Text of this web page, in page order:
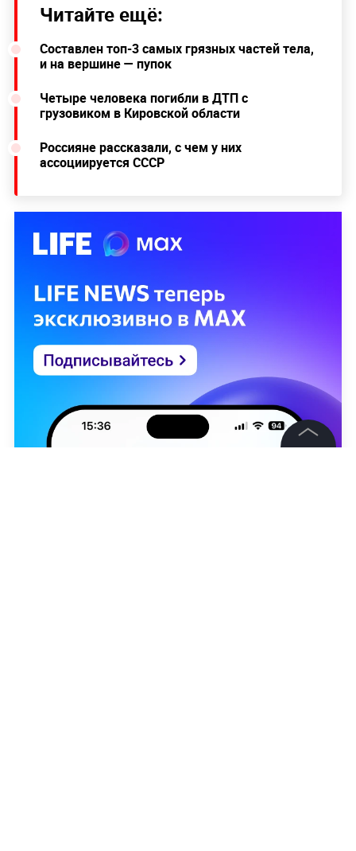
Читайте ещё:
Составлен топ-3 самых грязных частей тела,
и на вершине — пупок
Четыре человека погибли в ДТП с
грузовиком в Кировской области
Россияне рассказали, с чем у них
ассоциируется СССР